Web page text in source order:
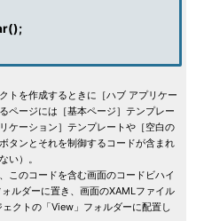
();
トを作成するときに［ハブ アプリケー
ページには［基本ページ］テンプレー
ケーション］テンプレートや［空白の
タンとそれを制御するコードが含まれ
い）。
このコードを含む画面のコードビハイ
ルダーに置き、画面のXAMLファイル
クトの「View」フォルダーに配置し